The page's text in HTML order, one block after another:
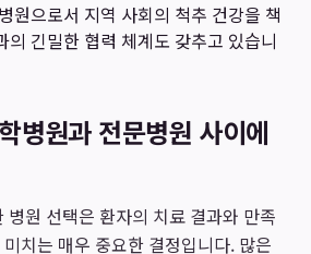
병원으로서 지역 사회의 척추 건강을 책
의 긴밀한 협력 체계도 갖추고 있습니
병원과 전문병원 사이에
병원 선택은 환자의 치료 결과와 만족
치는 매우 중요한 결정입니다. 많은